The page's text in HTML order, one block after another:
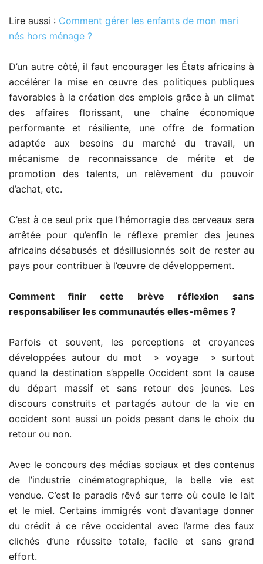
Lire aussi : Comment gérer les enfants de mon mari
nés hors ménage ?
D’un autre côté, il faut encourager les États africains à
accélérer la mise en œuvre des politiques publiques
favorables à la création des emplois grâce à un climat
des affaires florissant, une chaîne économique
performante et résiliente, une offre de formation
adaptée aux besoins du marché du travail, un
mécanisme de reconnaissance de mérite et de
promotion des talents, un relèvement du pouvoir
d’achat, etc.
C’est à ce seul prix que l’hémorragie des cerveaux sera
arrêtée pour qu’enfin le réflexe premier des jeunes
africains désabusés et désillusionnés soit de rester au
pays pour contribuer à l’œuvre de développement.
Comment finir cette brève réflexion sans
responsabiliser les communautés elles-mêmes ?
Parfois et souvent, les perceptions et croyances
développées autour du mot » voyage » surtout
quand la destination s’appelle Occident sont la cause
du départ massif et sans retour des jeunes. Les
discours construits et partagés autour de la vie en
occident sont aussi un poids pesant dans le choix du
retour ou non.
Avec le concours des médias sociaux et des contenus
de l’industrie cinématographique, la belle vie est
vendue. C’est le paradis rêvé sur terre où coule le lait
et le miel. Certains immigrés vont d’avantage donner
du crédit à ce rêve occidental avec l’arme des faux
clichés d’une réussite totale, facile et sans grand
effort.